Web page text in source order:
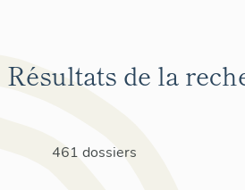
Résultats de la
461 dossiers